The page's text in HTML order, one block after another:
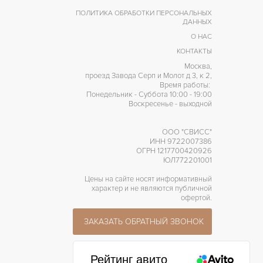
ПОЛИТИКА ОБРАБОТКИ ПЕРСОНАЛЬНЫХ
ДАННЫХ
О НАС
КОНТАКТЫ
Москва,
проезд Завода Серп и Молот д 3, к 2,
Время работы:
Понедельник - Суббота 10:00 - 19:00
Воскресенье - выходной
ООО "СВИСС"
ИНН 9722007386
ОГРН 1217700420926
ЮЛ772201001
Цены на сайте носят информативный
характер и не являются публичной
офертой.
ЗАКАЗАТЬ ОБРАТНЫЙ ЗВОНОК
Рейтинг авито